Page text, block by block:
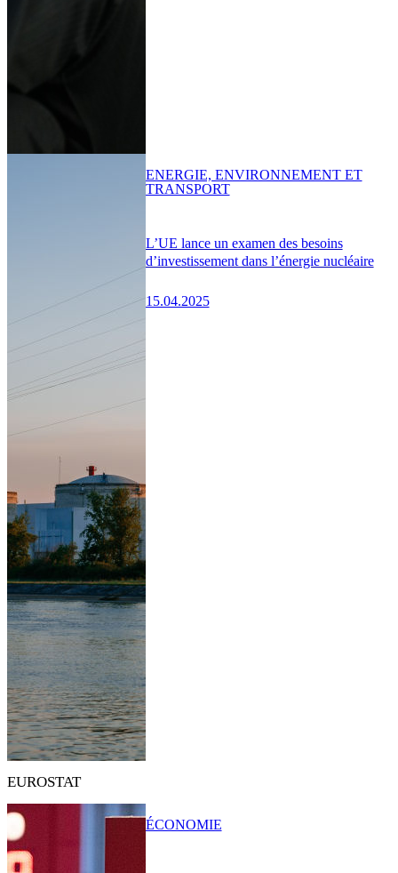
L’UE lance un examen des besoins
d’investissement dans l’énergie nucléaire
15.04.2025
ENERGIE, ENVIRONNEMENT ET
TRANSPORT
EUROSTAT
ÉCONOMIE